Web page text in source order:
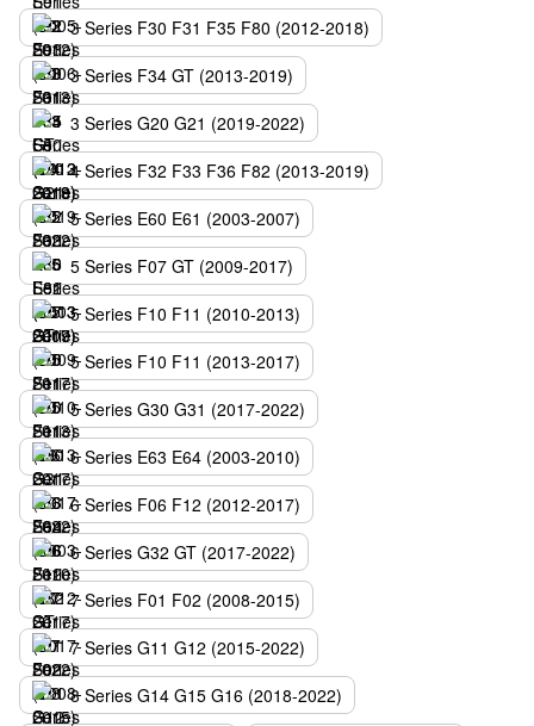
3 Series F30 F31 F35 F80 (2012-2018)
3 Series F34 GT (2013-2019)
3 Series G20 G21 (2019-2022)
4 Series F32 F33 F36 F82 (2013-2019)
5 Series E60 E61 (2003-2007)
5 Series F07 GT (2009-2017)
5 Series F10 F11 (2010-2013)
5 Series F10 F11 (2013-2017)
5 Series G30 G31 (2017-2022)
6 Series E63 E64 (2003-2010)
6 Series F06 F12 (2012-2017)
6 Series G32 GT (2017-2022)
7 Series F01 F02 (2008-2015)
7 Series G11 G12 (2015-2022)
8 Series G14 G15 G16 (2018-2022)